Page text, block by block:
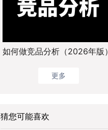
如何做竞品分析（2026年版）
更多
猜您可能喜欢